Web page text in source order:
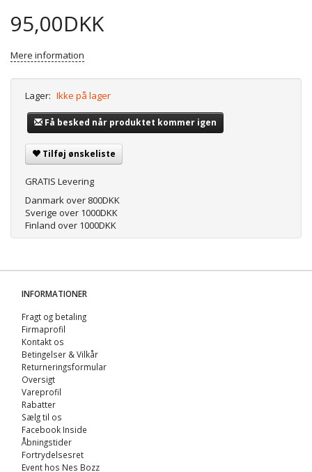
95,00DKK
Mere information
Lager: Ikke på lager
Få besked når produktet kommer igen
Tilføj ønskeliste
GRATIS Levering
Danmark over 800DKK
Sverige over 1000DKK
Finland over 1000DKK
INFORMATIONER
Fragt og betaling
Firmaprofil
Kontakt os
Betingelser & Vilkår
Returneringsformular
Oversigt
Vareprofil
Rabatter
Sælg til os
Facebook Inside
Åbningstider
Fortrydelsesret
Event hos Nes Bozz